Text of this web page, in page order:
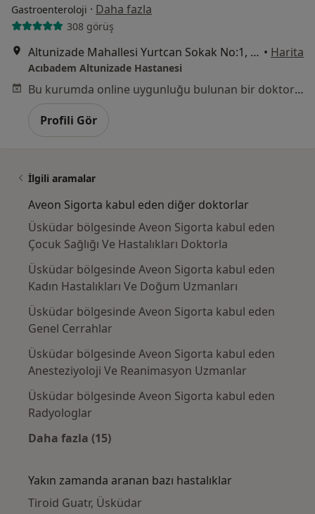
Gastroenteroloji · Daha fazla
308 görüş
Altunizade Mahallesi Yurtcan Sokak No:1, Üsküdar • Harita
Acıbadem Altunizade Hastanesi
Bu kurumda online uygunluğu bulunan bir doktor veya uzman bulunamadı
Profili Gör
İlgili aramalar
Aveon Sigorta kabul eden diğer doktorlar
Üsküdar bölgesinde Aveon Sigorta kabul eden
Çocuk Sağlığı Ve Hastalıkları Doktorla
Üsküdar bölgesinde Aveon Sigorta kabul eden
Kadın Hastalıkları Ve Doğum Uzmanları
Üsküdar bölgesinde Aveon Sigorta kabul eden
Genel Cerrahlar
Üsküdar bölgesinde Aveon Sigorta kabul eden
Anesteziyoloji Ve Reanimasyon Uzmanlar
Üsküdar bölgesinde Aveon Sigorta kabul eden
Radyologlar
Daha fazla (15)
Yakın zamanda aranan bazı hastalıklar
Tiroid Guatr, Üsküdar